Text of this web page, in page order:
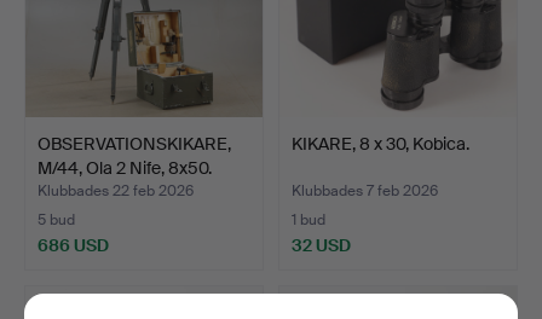
OBSERVATIONSKIKARE,
M/44, Ola 2 Nife, 8x50.
Klubbades 22 feb 2026
5 bud
686 USD
KIKARE, 8 x 30, Kobica.
Klubbades 7 feb 2026
1 bud
32 USD